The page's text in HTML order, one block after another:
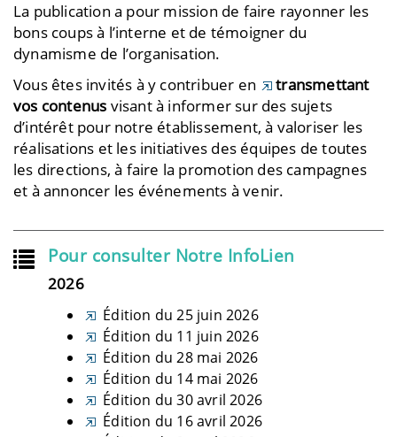
La publication a pour mission de faire rayonner les
bons coups à l’interne et de témoigner du
dynamisme de l’organisation.
Vous êtes invités à y contribuer en
transmettant
vos contenus visant à informer sur des sujets
d’intérêt pour notre établissement, à valoriser les
réalisations et les initiatives des équipes de toutes
les directions, à faire la promotion des campagnes
et à annoncer les événements à venir.
Pour consulter Notre InfoLien
2026
Édition du 25 juin 2026
Édition du 11 juin 2026
Édition du 28 mai 2026
Édition du 14 mai 2026
Édition du 30 avril 2026
Édition du 16 avril 2026